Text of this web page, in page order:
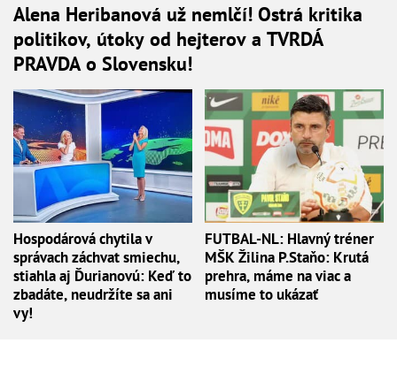
Alena Heribanová už nemlčí! Ostrá kritika
politikov, útoky od hejterov a TVRDÁ
PRAVDA o Slovensku!
Hospodárová chytila v
správach záchvat smiechu,
stiahla aj Ďurianovú: Keď to
zbadáte, neudržíte sa ani
vy!
FUTBAL-NL: Hlavný tréner
MŠK Žilina P.Staňo: Krutá
prehra, máme na viac a
musíme to ukázať